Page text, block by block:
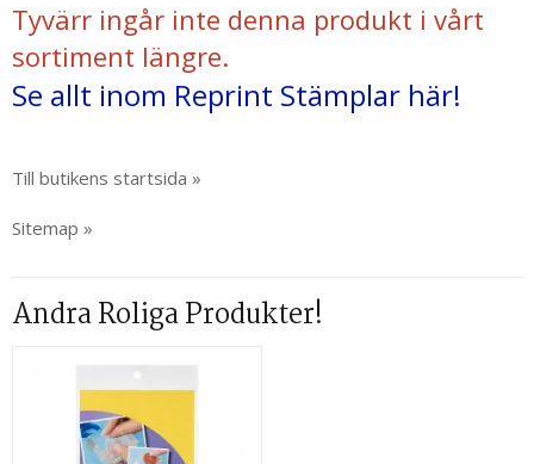
Tyvärr ingår inte denna produkt i vårt
sortiment längre.
Se allt inom Reprint Stämplar här!
Till butikens startsida »
Sitemap »
Andra Roliga Produkter!